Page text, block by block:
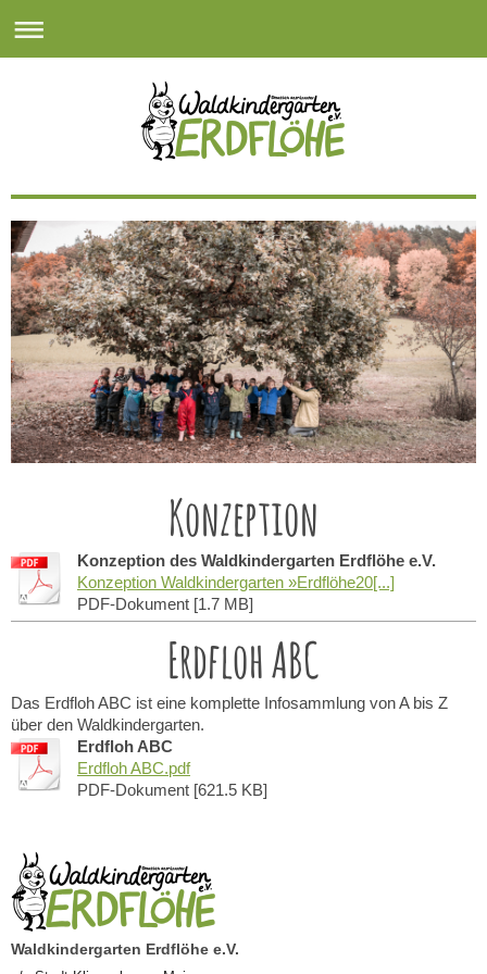
Konzeption
Konzeption des Waldkindergarten Erdflöhe e.V.
Konzeption Waldkindergarten »Erdflöhe20[...]
PDF-Dokument [1.7 MB]
Erdfloh ABC
Das Erdfloh ABC ist eine komplette Infosammlung von A bis Z
über den Waldkindergarten.
Erdfloh ABC
Erdfloh ABC.pdf
PDF-Dokument [621.5 KB]
Waldkindergarten Erdflöhe e.V.